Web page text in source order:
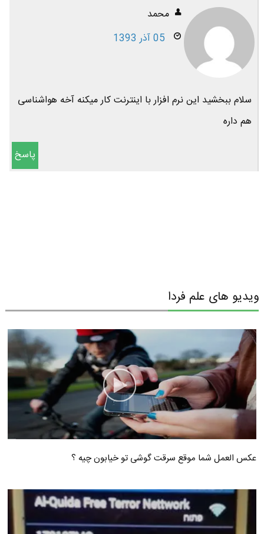
محمد
05 آذر 1393
سلام ببخشید این نرم افزار با اینترنت کار میکنه آخه هواشناسی
هم داره
پاسخ
ویدیو های علم فردا
عکس العمل شما موقع سرقت گوشی تو خیابون چیه ؟